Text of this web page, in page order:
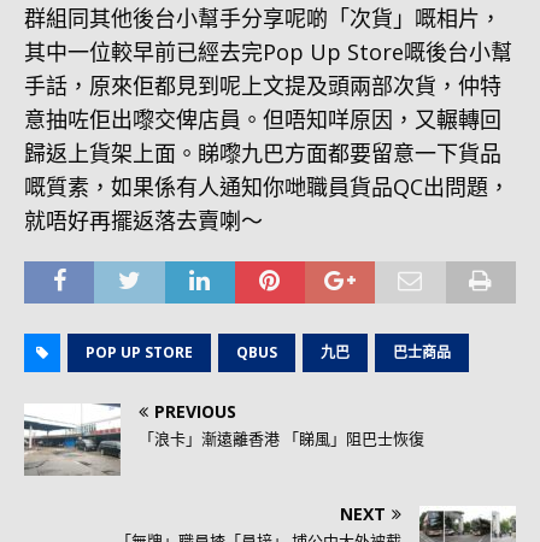
群組同其他後台小幫手分享呢啲「次貨」嘅相片，
其中一位較早前已經去完Pop Up Store嘅後台小幫
手話，原來佢都見到呢上文提及頭兩部次貨，仲特
意抽咗佢出嚟交俾店員。但唔知咩原因，又輾轉回
歸返上貨架上面。睇嚟九巴方面都要留意一下貨品
嘅質素，如果係有人通知你哋職員貨品QC出問題，
就唔好再擺返落去賣喇～
POP UP STORE QBUS 九巴 巴士商品
PREVIOUS
「浪卡」漸遠離香港 「睇風」阻巴士恢復
NEXT